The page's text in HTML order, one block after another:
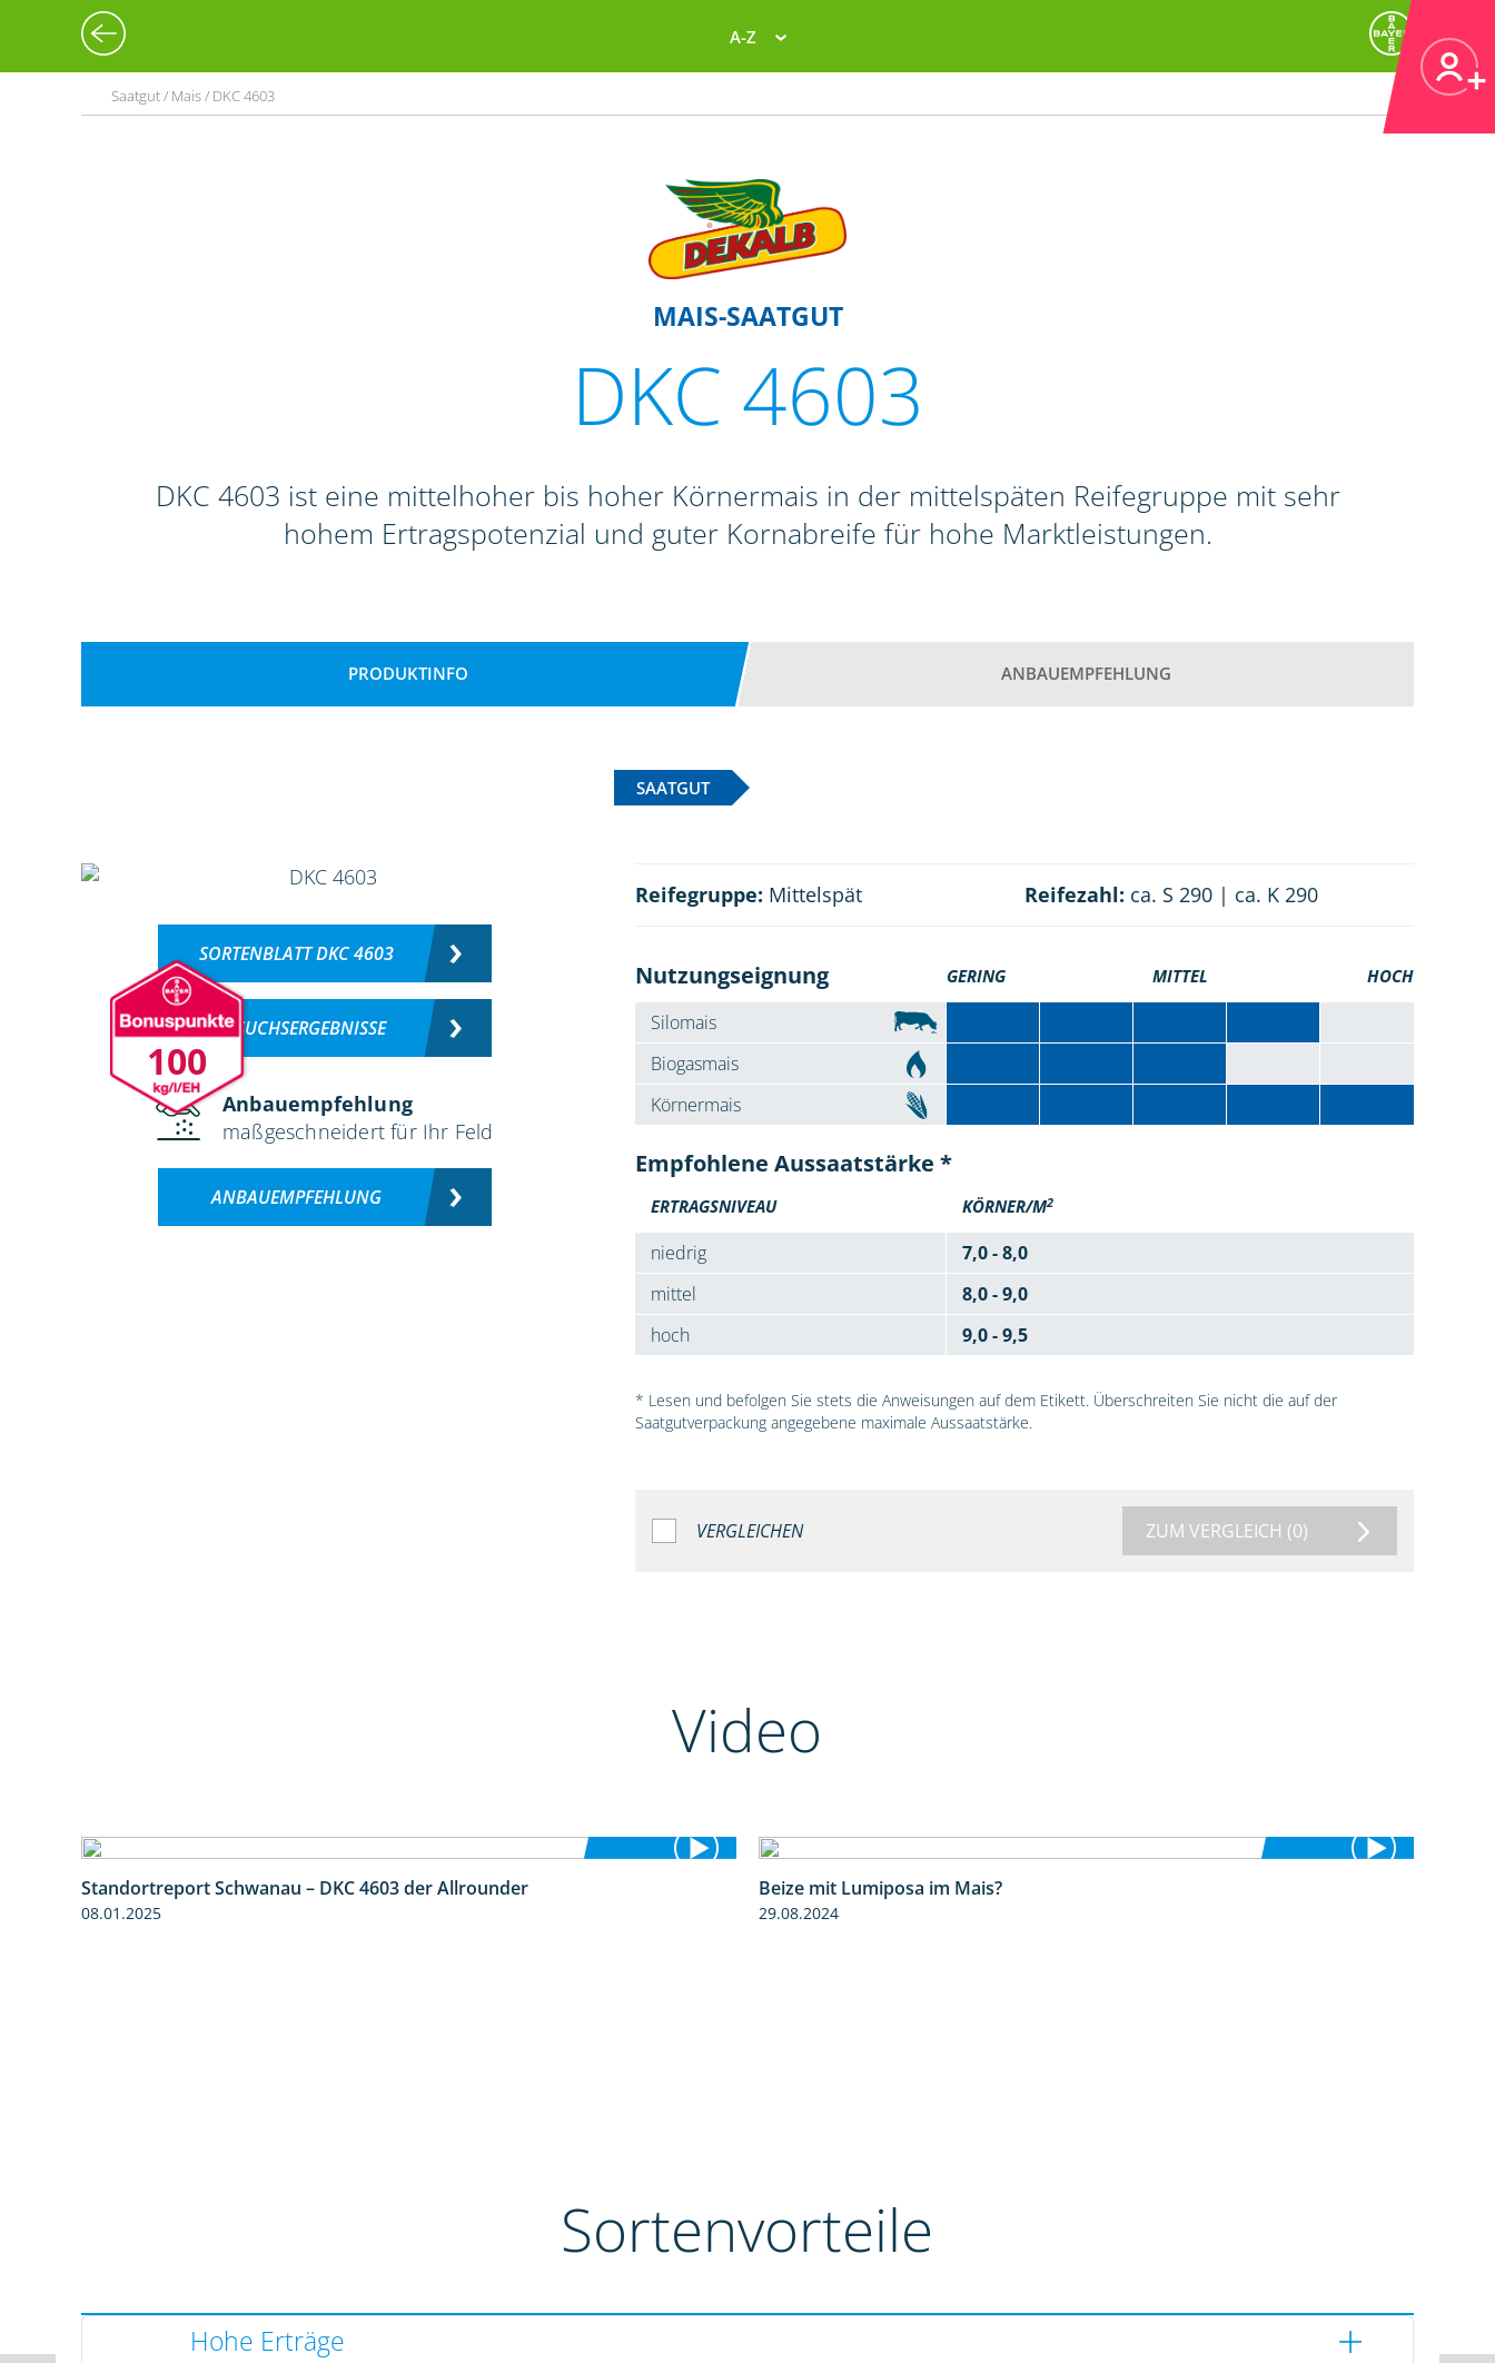
A-Z
Saatgut / Mais / DKC 4603
MAIS-SAATGUT
DKC 4603
DKC 4603 ist eine mittelhoher bis hoher Körnermais in der mittelspäten Reifegruppe mit sehr
hohem Ertragspotenzial und guter Kornabreife für hohe Marktleistungen.
PRODUKTINFO ANBAUEMPFEHLUNG
SAATGUT
100
SORTENBLATT DKC 4603
VERSUCHSERGEBNISSE
Anbauempfehlung
maßgeschneidert für Ihr Feld
ANBAUEMPFEHLUNG
Reifegruppe: Mittelspät Reifezahl: ca. S 290 | ca. K 290
Nutzungseignung GERING MITTEL HOCH
Silomais
Biogasmais
Körnermais
Empfohlene Aussaatstärke *
ERTRAGSNIVEAU KÖRNER/M2
niedrig
7,0 - 8,0
mittel
8,0 - 9,0
hoch
9,0 - 9,5
* Lesen und befolgen Sie stets die Anweisungen auf dem Etikett. Überschreiten Sie nicht die auf der
Saatgutverpackung angegebene maximale Aussaatstärke.
VERGLEICHEN ZUM VERGLEICH (0)
Video
Standortreport Schwanau – DKC 4603 der Allrounder
08.01.2025
Beize mit Lumiposa im Mais?
29.08.2024
Sortenvorteile
Hohe Erträge